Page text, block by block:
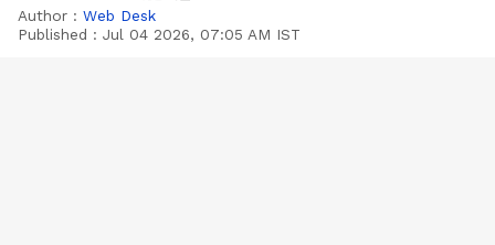
Author : Web Desk
Published : Jul 04 2026, 07:05 AM IST